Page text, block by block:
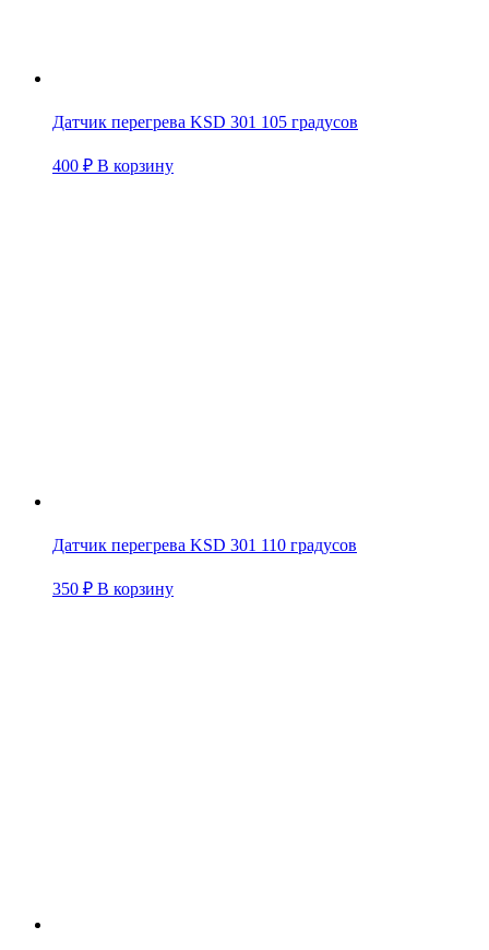
Датчик перегрева KSD 301 105 градусов
400 ₽ В корзину
Датчик перегрева KSD 301 110 градусов
350 ₽ В корзину